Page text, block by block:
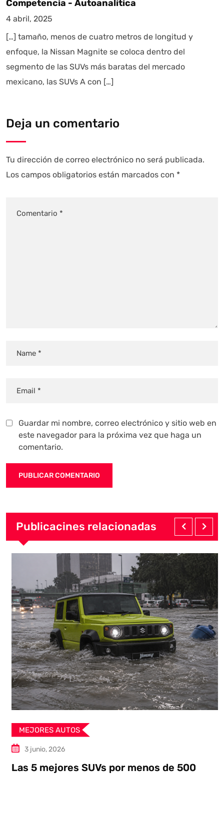
Competencia - Autoanalítica
4 abril, 2025
[…] tamaño, menos de cuatro metros de longitud y
enfoque, la Nissan Magnite se coloca dentro del
segmento de las SUVs más baratas del mercado
mexicano, las SUVs A con […]
Deja un comentario
Tu dirección de correo electrónico no será publicada.
Los campos obligatorios están marcados con *
Guardar mi nombre, correo electrónico y sitio web en
este navegador para la próxima vez que haga un
comentario.
Publicacines relacionadas
MEJORES AUTOS
3 junio, 2026
Las 5 mejores SUVs por menos de 500